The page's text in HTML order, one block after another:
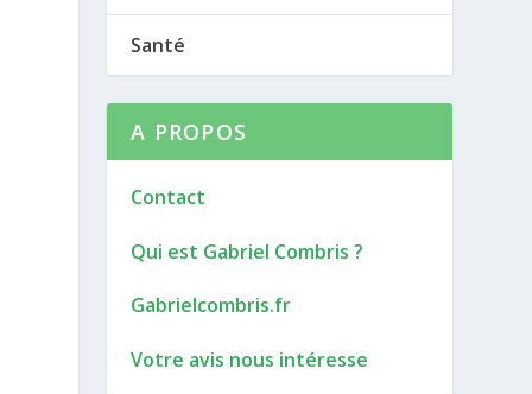
Santé
A PROPOS
Contact
Qui est Gabriel Combris ?
Gabrielcombris.fr
Votre avis nous intéresse